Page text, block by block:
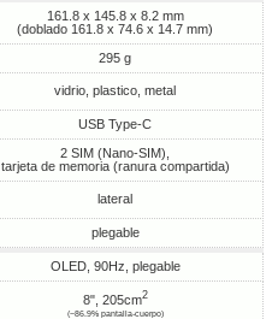
161.8 x 145.8 x 8.2 mm
(doblado 161.8 x 74.6 x 14.7 mm)
295 g
vidrio, plastico, metal
USB Type-C
2 SIM (Nano-SIM),
tarjeta de memoria (ranura compartida)
lateral
plegable
OLED, 90Hz, plegable
8", 205cm2
(~86.9% pantalla-cuerpo)